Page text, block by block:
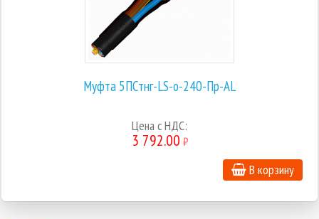
Муфта 5ПСтнг-LS-о-240-Пр-AL
Цена с НДС:
3 792.00 ₽
В корзину